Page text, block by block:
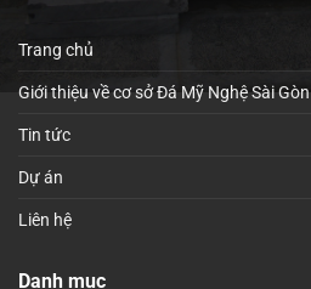
Trang chủ
Giới thiệu về cơ sở Đá Mỹ Nghệ Sài Gòn
Tin tức
Dự án
Liên hệ
Danh mục